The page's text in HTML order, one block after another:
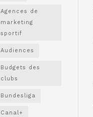
Agences de
marketing
sportif
Audiences
Budgets des
clubs
Bundesliga
Canal+